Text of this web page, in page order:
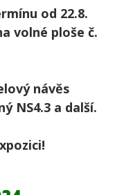
od 22.8.
volné ploše č.
návěs
NS4.3 a další.